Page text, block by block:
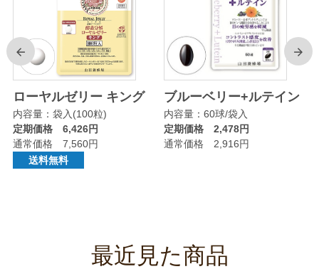
前
ローヤルゼリー キング
内容量：袋入(100粒)
定期価格 6,426円
通常価格 7,560円
送料無料
ブルーベリー+ルテイン
内容量：60球/袋入
定期価格 2,478円
通常価格 2,916円
次
最近見た商品